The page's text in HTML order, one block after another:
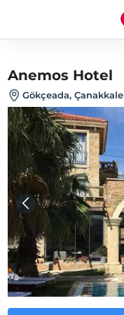
Anemos Hotel
Gökçeada‎, Çanakkale